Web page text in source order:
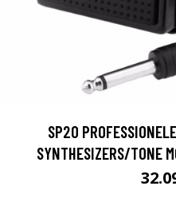
SP20
SYNTHESIZERS/TONE